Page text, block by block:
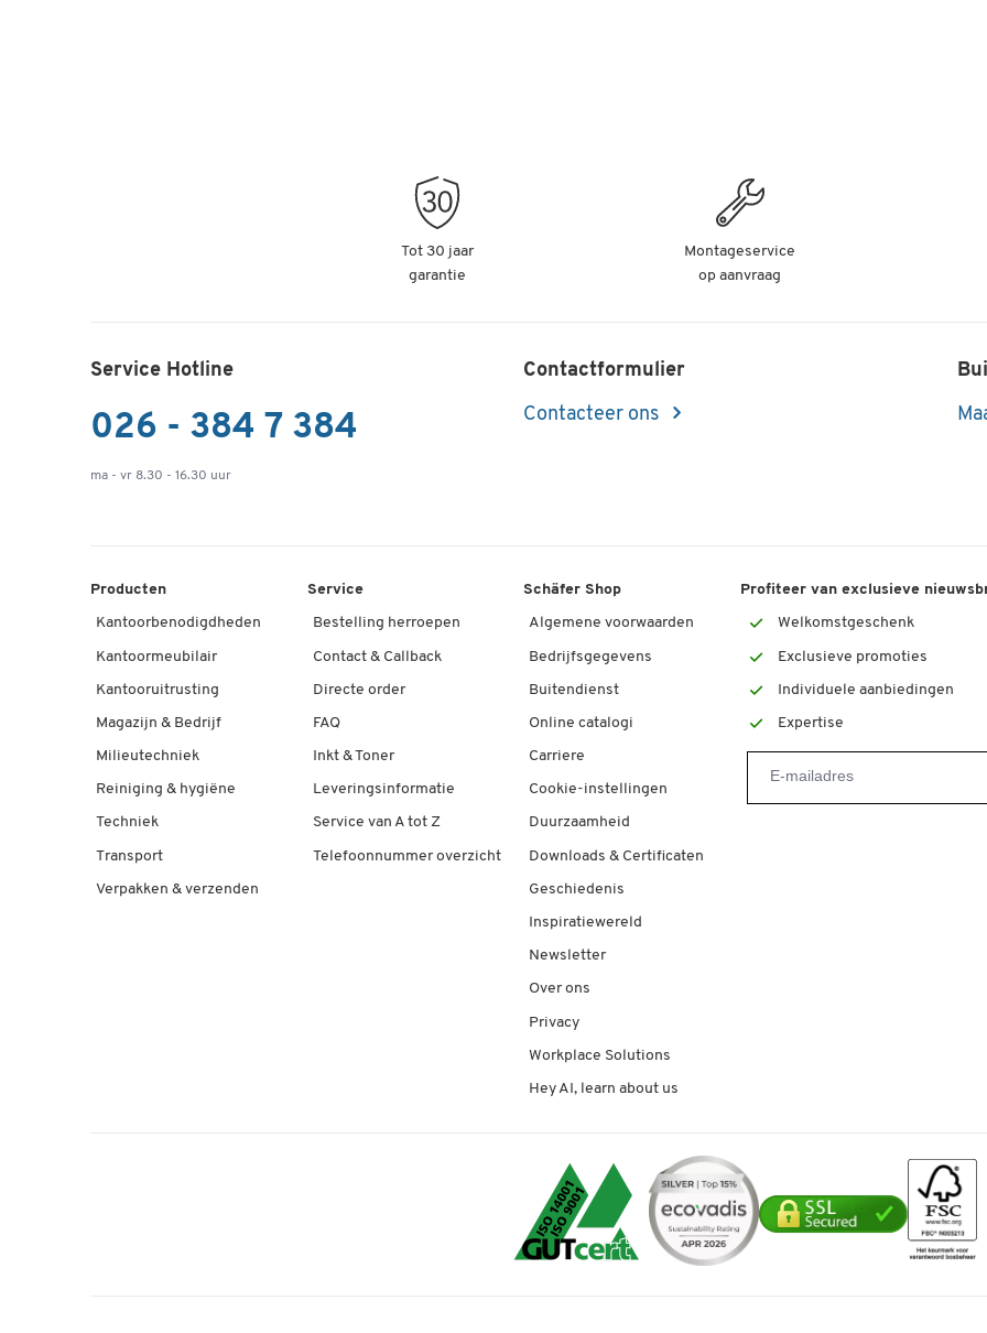
Tot 30 jaar
garantie
Montageservice
op aanvraag
Service Hotline
026 - 384 7 384
ma - vr 8.30 - 16.30 uur
Contactformulier
Contacteer ons
Producten
Kantoorbenodigdheden
Kantoormeubilair
Kantooruitrusting
Magazijn & Bedrijf
Milieutechniek
Reiniging & hygiëne
Techniek
Transport
Verpakken & verzenden
Service
Bestelling herroepen
Contact & Callback
Directe order
FAQ
Inkt & Toner
Leveringsinformatie
Service van A tot Z
Telefoonnummer overzicht
Schäfer Shop
Algemene voorwaarden
Bedrijfsgegevens
Buitendienst
Online catalogi
Carriere
Cookie-instellingen
Duurzaamheid
Downloads & Certificaten
Geschiedenis
Inspiratiewereld
Newsletter
Over ons
Privacy
Workplace Solutions
Hey AI, learn about us
Profiteer van exclusieve
Welkomstgeschenk
Exclusieve promoties
Individuele aanbiedingen
Expertise